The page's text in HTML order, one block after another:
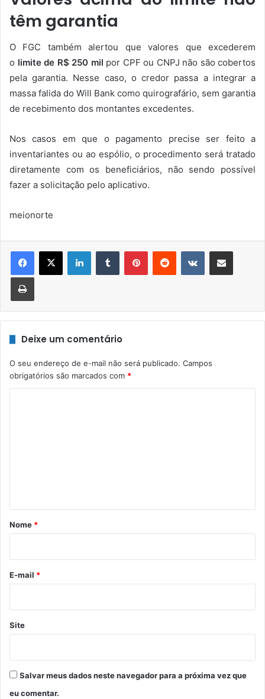
têm garantia
O FGC também alertou que valores que excederem
o limite de R$ 250 mil por CPF ou CNPJ não são cobertos
pela garantia. Nesse caso, o credor passa a integrar a
massa falida do Will Bank como quirografário, sem garantia
de recebimento dos montantes excedentes.
Nos casos em que o pagamento precise ser feito a
inventariantes ou ao espólio, o procedimento será tratado
diretamente com os beneficiários, não sendo possível
fazer a solicitação pelo aplicativo.
meionorte
LinkedinTumblr PinterestReddit VK Compartilhar via e-mail
Imprimir
Deixe um comentário
O seu endereço de e-mail não será publicado. Campos
obrigatórios são marcados com *
r
*
Nome *
E-mail *
Site
Salvar meus dados neste navegador para a próxima vez que
eu comentar.